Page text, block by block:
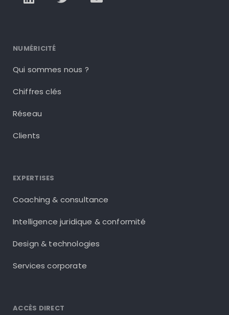
NUMÉRICITÉ
Qui sommes nous ?
Chiffres clés
Réseau
Clients
EXPERTISES
Coaching & consultance
Intelligence juridique & conformité
Design & technologies
Services corporate
ACCÈS DIRECT